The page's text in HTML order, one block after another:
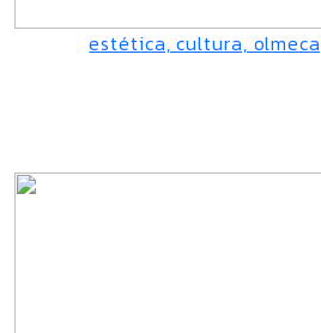
estética, cultura,